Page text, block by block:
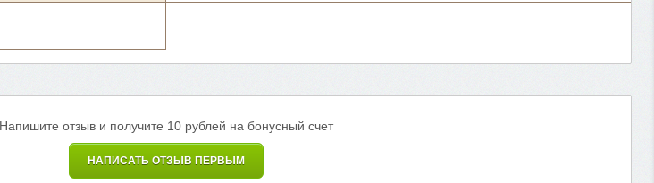
Напишите отзыв и получите 10 рублей на бонусный счет
НАПИСАТЬ ОТЗЫВ ПЕРВЫМ